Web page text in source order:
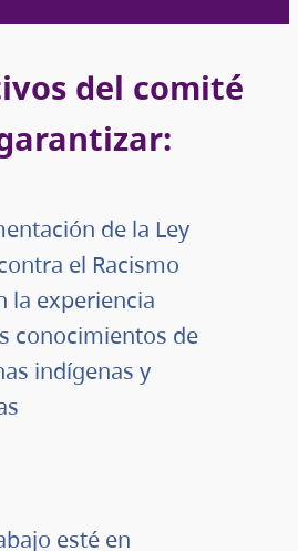
del comité
de la Ley
el Racismo
la experiencia
conocimientos de
indígenas y
esté en